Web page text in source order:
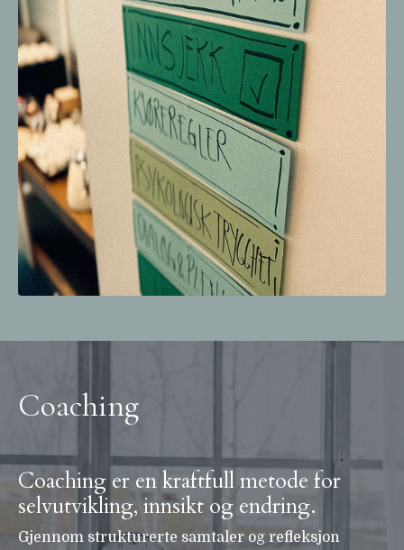
Coaching
Coaching er en kraftfull metode for
selvutvikling, innsikt og endring.
Gjennom strukturerte samtaler og refleksjon